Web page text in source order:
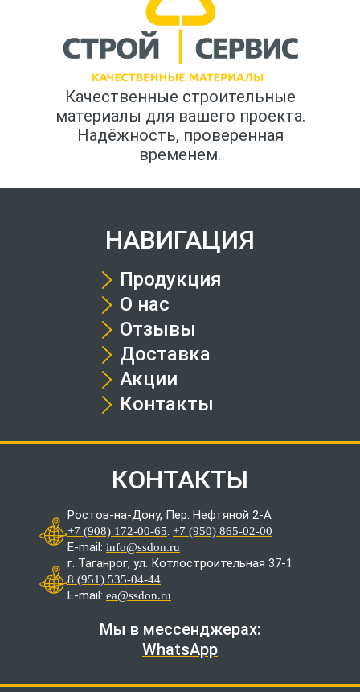
Качественные строительные
материалы для вашего проекта.
Надёжность, проверенная
временем.
НАВИГАЦИЯ
Продукция
О нас
Отзывы
Доставка
Акции
Контакты
КОНТАКТЫ
Ростов-на-Дону, Пер. Нефтяной 2-А
+7 (908) 172-00-65. +7 (950) 865-02-00
E-mail: info@ssdon.ru
г. Таганрог, ул. Котлостроительная 37-1
8 (951) 535-04-44
E-mail: ea@ssdon.ru
Мы в мессенджерах:
WhatsApp